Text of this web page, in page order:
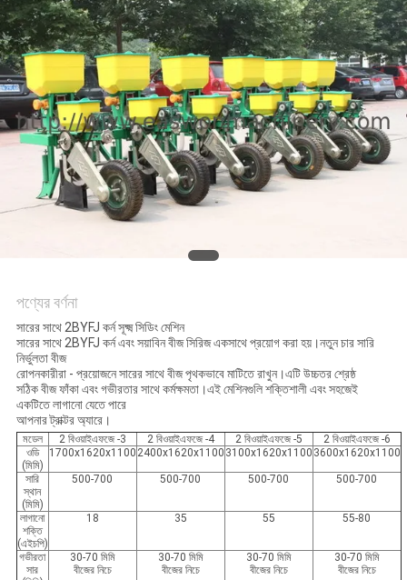
সাইট
ম্যাপ
PRIVACY
POLICY
পণ্যের বর্ণনা
সারের সাথে 2BYFJ কর্ন সূক্ষ্ম সিডিং মেশিন
সারের সাথে 2BYFJ কর্ন এবং সয়াবিন বীজ সিরিজ একসাথে প্রয়োগ করা হয়।নতুন চার সারি
নির্ভুলতা বীজ
রোপনকারীরা - প্রয়োজনে সারের সাথে বীজ পৃথকভাবে মাটিতে রাখুন।এটি উচ্চতর শ্রেষ্ঠ
সঠিক বীজ ফাঁকা এবং গভীরতার সাথে কর্মক্ষমতা।এই মেশিনগুলি শক্তিশালী এবং সহজেই
একটিতে লাগানো যেতে পারে
আপনার ট্রাক্টর অ্যারে।
মডেল 2 বিওয়াইএফজে -3 2 বিওয়াইএফজে -4 2 বিওয়াইএফজে -5
2 বিওয়াইএফজে -6
ওডি
(মিমি)
1700x1620x1100 2400x1620x1100 3100x1620x1100 3600x1620x1100
সারি
স্থান
(মিমি)
500-700 500-700 500-700 500-700
লাগানো
শক্তি
(এইচপি)
18 35 55 55-80
গভীরতা
সার
30-70 মিমি
বীজের নিচে
30-70 মিমি
বীজের নিচে
30-70 মিমি
বীজের নিচে
30-70 মিমি
বীজের নিচে